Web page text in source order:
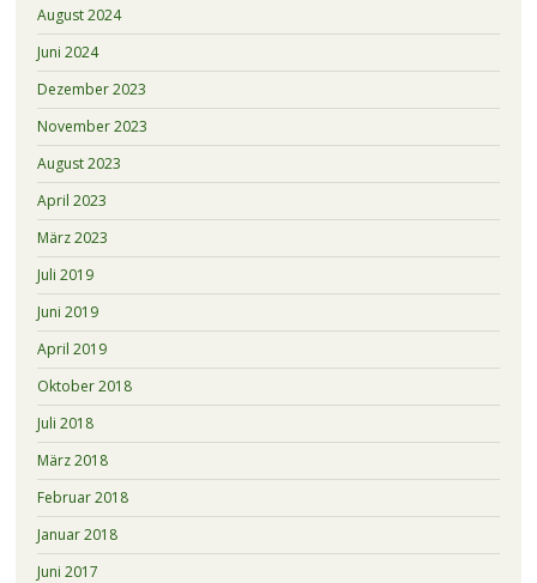
August 2024
Juni 2024
Dezember 2023
November 2023
August 2023
April 2023
März 2023
Juli 2019
Juni 2019
April 2019
Oktober 2018
Juli 2018
März 2018
Februar 2018
Januar 2018
Juni 2017